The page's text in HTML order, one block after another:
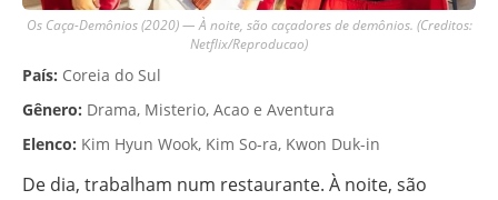
Os Caça-Demônios (2020) — À noite, são caçadores de demônios. (Creditos:
Netflix/Reproducao)
País: Coreia do Sul
Gênero: Drama, Misterio, Acao e Aventura
Elenco: Kim Hyun Wook, Kim So-ra, Kwon Duk-in
De dia, trabalham num restaurante. À noite, são